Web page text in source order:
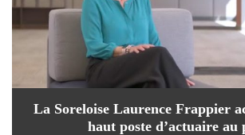
La Soreloise Laurence Frappier
haut poste d’actuaire au